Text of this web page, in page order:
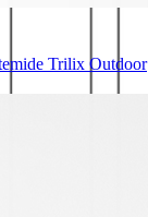
Trilix Outdoor